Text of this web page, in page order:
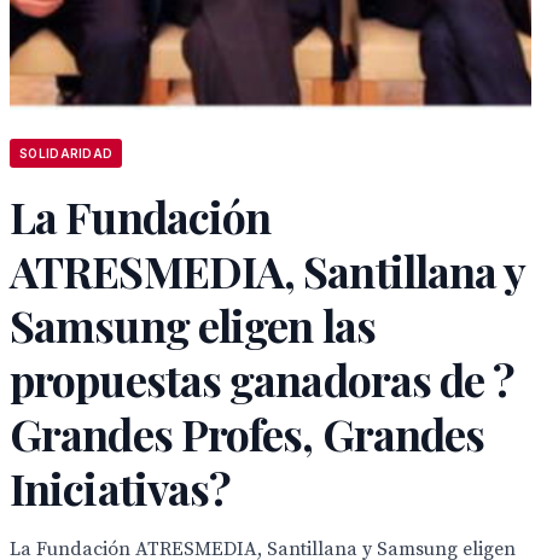
SOLIDARIDAD
La Fundación
ATRESMEDIA, Santillana y
Samsung eligen las
propuestas ganadoras de ?
Grandes Profes, Grandes
Iniciativas?
La Fundación ATRESMEDIA, Santillana y Samsung eligen